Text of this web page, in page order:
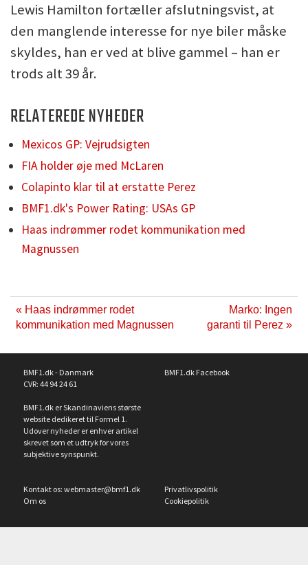
Lewis Hamilton fortæller afslutningsvist, at
den manglende interesse for nye biler måske
skyldes, han er ved at blive gammel – han er
trods alt 39 år.
RELATEREDE NYHEDER
Mexicos GP: Vejrudsigten
FIA holder øje med McLaren
Colapinto klar til at erstatte Perez
BMF1.dk's Power Rating: USAs GP
Haas indrømmer rodet kommunikation med
Magnussen
« Haas indrømmer rodet
kommunikation med Magnussen
Marko: Ingen
garanti til Perez »
BMF1.dk - Danmark
CVR: 44 94 24 61
BMF1.dk er Skandinaviens største
website dedikeret til Formel 1.
Udover nyheder er enhver artikel
skrevet som et udtryk for vores
subjektive synspunkt.
BMF1.dk Facebook
Kontakt os: webmaster@bmf1.dk
Om os
Privatlivspolitik
Cookiepolitik